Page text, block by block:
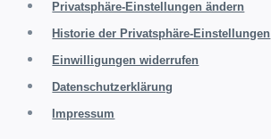
Privatsphäre-Einstellungen ändern
Historie der Privatsphäre-Einstellungen
Einwilligungen widerrufen
Datenschutzerklärung
Impressum